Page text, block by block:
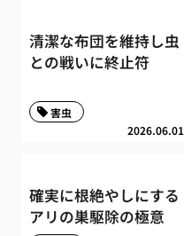
清潔な布団を維持し虫
との戦いに終止符
2026.06.01
害虫
確実に根絶やしにする
アリの巣駆除の極意